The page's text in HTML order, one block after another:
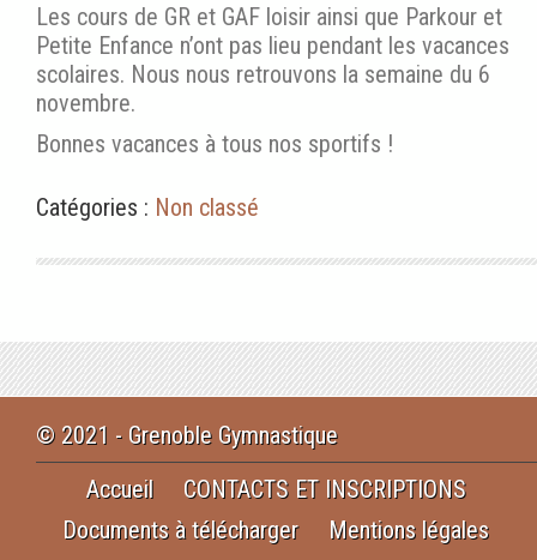
Les cours de GR et GAF loisir ainsi que Parkour et
Petite Enfance n’ont pas lieu pendant les vacances
scolaires. Nous nous retrouvons la semaine du 6
novembre.
Bonnes vacances à tous nos sportifs !
Catégories : Non classé
© 2021 - Grenoble Gymnastique
Accueil
CONTACTS ET INSCRIPTIONS
Documents à télécharger
Mentions légales